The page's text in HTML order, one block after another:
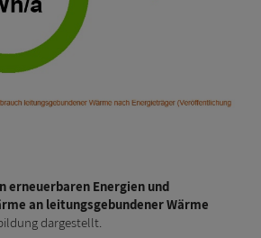
erneuerbaren Energien und
an leitungsgebundener Wärme
dargestellt.